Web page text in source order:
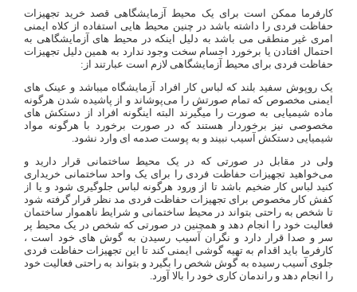
کارفرما ممکن است برای یک محیط آزمایشگاهی قصد خرید تجهیزات
حفاظت فردی را داشته باشد در چنین محیط هایی استفاده از کلاه ایمنی
امری غیر منطقی می باشد به دلیل اینکه در محیط های آزمایشگاهی به
احتمال افتادن یا برخورد اجسام سخت وجود ندارد به همین دلیل تجهیزات
حفاظت فردی برای محیط آزمایشگاهی لازم است عبارتند از:
یک روپوش سفید بلند که لباس کار افراد آزمایشگاه میباشد و عینک های
ایمنی مخصوص که تمام صورتش را می‌پوشاند و از پاشیده شدن هرگونه
ماده شیمیایی به صورت را میگیرند البته اینگونه افراد از دستکش های
مخصوصی نیز برخوردار هستند که در صورت برخورد با هرگونه مواد
شیمیایی دستکش آسیب نبیند و به پوست صدمه‌ ای وارد نشود.
ولی در مقابل در صورتی که در یک محیط ساختمانی قرار دارید و
می‌خواهید تجهیزات حفاظت فردی را برای یک واحد ساختمانی خریداری
کنید لباس کار ضخیم باشد تا از ورود هرگونه لباس جلوگیری شود و یا از
کفش کار مخصوص برای تجهیزات حفاظت فردی مد نظر قرار گرفته شود
تا شخص به راحتی بتواند در محیط ساختمانی و شرایط ناهموار ساختمان
فعالیت خود را انجام دهد و همچنین در صورتی که شخص در یک محیط پر
سر و صدا قرار دارد و نگران آسیب رسیدن به گوش های خود است ،
کارفرما باید اقدام به تهیه گوشی ایمنی کند تا این تجهیزات حفاظت فردی
جلوی آسیب رسیده به گوش شخص را بگیرد و بتواند به راحتی فعالیت خود
را انجام دهد و راندمان کاری خود را بالا آورد.